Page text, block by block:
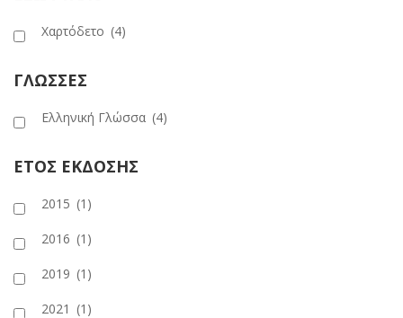
Χαρτόδετο (4)
ΓΛΩΣΣΕΣ
Ελληνική Γλώσσα (4)
ΕΤΟΣ ΕΚΔΟΣΗΣ
2015 (1)
2016 (1)
2019 (1)
2021 (1)